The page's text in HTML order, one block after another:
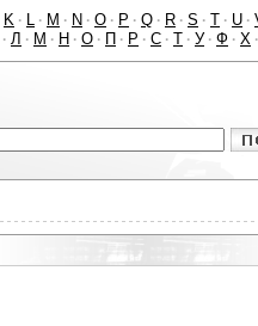
K · L · M · N · O · P · Q · R · S · T · U ·
· Л · М · Н · О · П · Р · С · Т · У · Ф · Х